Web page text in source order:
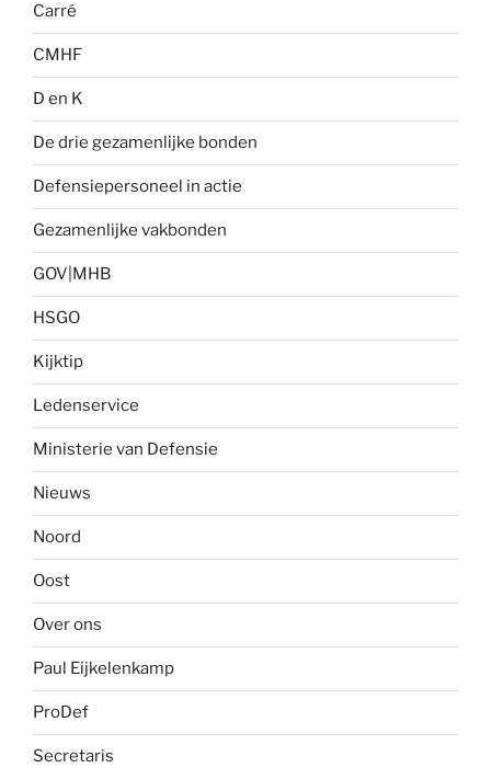
Carré
CMHF
D en K
De drie gezamenlijke bonden
Defensiepersoneel in actie
Gezamenlijke vakbonden
GOV|MHB
HSGO
Kijktip
Ledenservice
Ministerie van Defensie
Nieuws
Noord
Oost
Over ons
Paul Eijkelenkamp
ProDef
Secretaris